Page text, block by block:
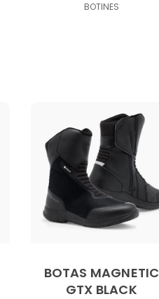
BOTINES
BOTAS MAGNETIC
GTX BLACK